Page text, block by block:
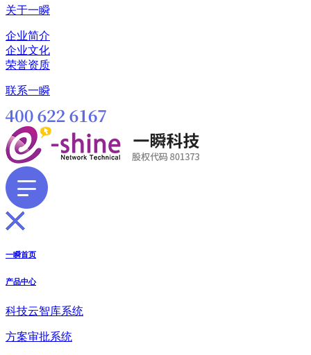
关于一瞬
企业简介
企业文化
荣誉资质
联系一瞬
一瞬首页
产品中心
科技云智库系统
方案审批系统